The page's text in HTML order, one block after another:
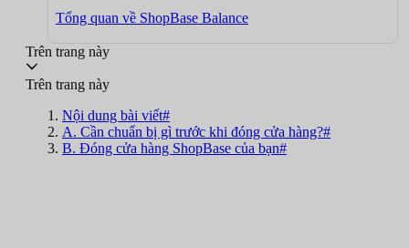
Tổng quan về ShopBase Balance
Trên trang này
Trên trang này
Nội dung bài viết#
A. Cần chuẩn bị gì trước khi đóng cửa hàng?#
B. Đóng cửa hàng ShopBase của bạn#